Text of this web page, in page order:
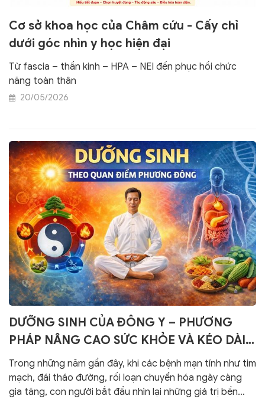
Cơ sở khoa học của Châm cứu - Cấy chỉ
dưới góc nhìn y học hiện đại
Từ fascia – thần kinh – HPA – NEI đến phục hồi chức
năng toàn thân
20/05/2026
DƯỠNG SINH CỦA ĐÔNG Y – PHƯƠNG
PHÁP NÂNG CAO SỨC KHỎE VÀ KÉO DÀI
TUỔI THỌ
Trong những năm gần đây, khi các bệnh mạn tính như tim
mạch, đái tháo đường, rối loạn chuyển hóa ngày càng
gia tăng, con người bắt đầu nhìn lại những giá trị bền